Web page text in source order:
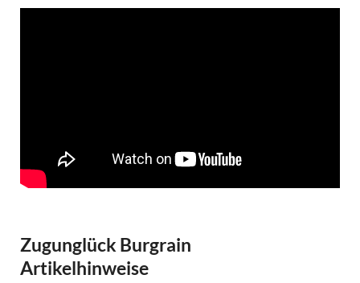
Zugunglück Burgrain
Artikelhinweise